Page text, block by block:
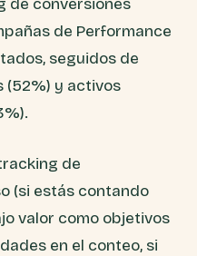
de conversiones
de Performance
seguidos de
(52%) y activos
de
(si estás contando
valor como objetivos
en el conteo, si